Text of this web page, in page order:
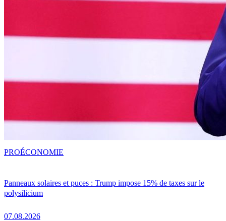
Panneaux solaires et puces : Trump impose 15% de taxes sur le
polysilicium
07.08.2026
PROÉCONOMIE